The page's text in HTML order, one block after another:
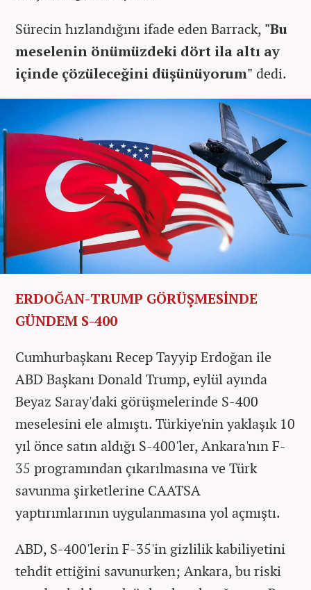
Sürecin hızlandığını ifade eden Barrack, "Bu
meselenin önümüzdeki dört ila altı ay
içinde çözüleceğini düşünüyorum" dedi.
ERDOĞAN-TRUMP GÖRÜŞMESİNDE
GÜNDEM S-400
Cumhurbaşkanı Recep Tayyip Erdoğan ile
ABD Başkanı Donald Trump, eylül ayında
Beyaz Saray'daki görüşmelerinde S-400
meselesini ele almıştı. Türkiye'nin yaklaşık 10
yıl önce satın aldığı S-400'ler, Ankara'nın F-
35 programından çıkarılmasına ve Türk
savunma şirketlerine CAATSA
yaptırımlarının uygulanmasına yol açmıştı.
ABD, S-400'lerin F-35'in gizlilik kabiliyetini
tehdit ettiğini savunurken; Ankara, bu riski